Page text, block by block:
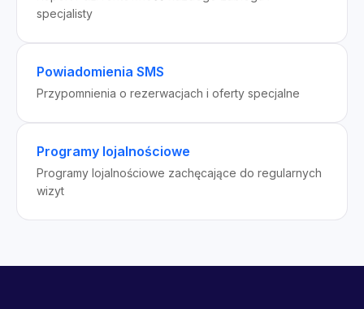
specjalisty
Powiadomienia SMS
Przypomnienia o rezerwacjach i oferty specjalne
Programy lojalnościowe
Programy lojalnościowe zachęcające do regularnych
wizyt